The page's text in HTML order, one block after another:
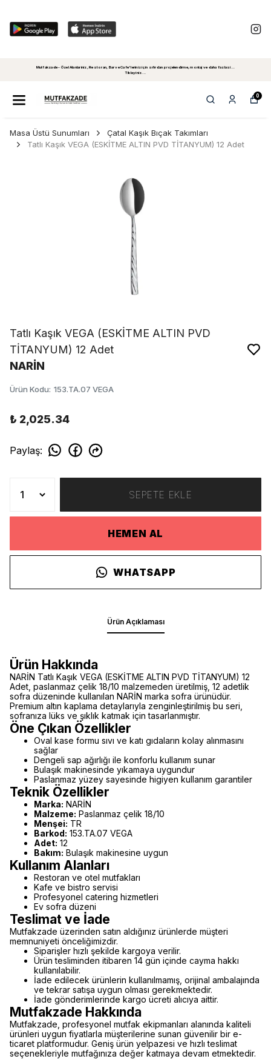
Mutfakzade - Özel Alanlariniz, Restoran, Bar ve Cafe'leriniz için sıfırdan projelendirme, montaj ve daha fazlasi...
Tiklayiniz...
0
Masa Üstü Sunumları
Çatal Kaşık Bıçak Takımları
Tatlı Kaşık VEGA (ESKİTME ALTIN PVD TİTANYUM) 12 Adet
Tatlı Kaşık VEGA (ESKİTME ALTIN PVD
TİTANYUM) 12 Adet
NARİN
Ürün Kodu: 153.TA.07 VEGA
₺ 2,025.34
Paylaş:
SEPETE EKLE
HEMEN AL
WHATSAPP
Ürün Açıklaması
Ürün Hakkında
NARİN Tatlı Kaşık VEGA (ESKİTME ALTIN PVD TİTANYUM) 12
Adet, paslanmaz çelik 18/10 malzemeden üretilmiş, 12 adetlik
sofra düzeninde kullanılan NARİN marka sofra ürünüdür.
Premium altın kaplama detaylarıyla zenginleştirilmiş bu seri,
sofranıza lüks ve şıklık katmak için tasarlanmıştır.
Öne Çıkan Özellikler
Oval kase formu sıvı ve katı gıdaların kolay alınmasını
sağlar
Dengeli sap ağırlığı ile konforlu kullanım sunar
Bulaşık makinesinde yıkamaya uygundur
Paslanmaz yüzey sayesinde higiyen kullanım garantiler
Teknik Özellikler
Marka: NARİN
Malzeme: Paslanmaz çelik 18/10
Menşei: TR
Barkod: 153.TA.07 VEGA
Adet: 12
Bakım: Bulaşık makinesine uygun
Kullanım Alanları
Restoran ve otel mutfakları
Kafe ve bistro servisi
Profesyonel catering hizmetleri
Ev sofra düzeni
Teslimat ve İade
Mutfakzade üzerinden satın aldığınız ürünlerde müşteri
memnuniyeti önceliğimizdir.
Siparişler hızlı şekilde kargoya verilir.
Ürün tesliminden itibaren 14 gün içinde cayma hakkı
kullanılabilir.
İade edilecek ürünlerin kullanılmamış, orijinal ambalajında
ve tekrar satışa uygun olması gerekmektedir.
İade gönderimlerinde kargo ücreti alıcıya aittir.
Mutfakzade Hakkında
Mutfakzade, profesyonel mutfak ekipmanları alanında kaliteli
ürünleri uygun fiyatlarla müşterilerine sunan güvenilir bir e-
ticaret platformudur. Geniş ürün yelpazesi ve hızlı teslimat
seçenekleriyle mutfağınıza değer katmaya devam etmektedir.